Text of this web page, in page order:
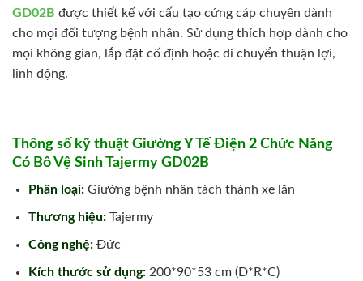
GD02B được thiết kế với cấu tạo cứng cáp chuyên dành
cho mọi đối tượng bệnh nhân. Sử dụng thích hợp dành cho
mọi không gian, lắp đặt cố định hoặc di chuyển thuận lợi,
linh động.
Thông số kỹ thuật Giường Y Tế Điện 2 Chức Năng
Có Bô Vệ Sinh Tajermy GD02B
Phân loại:Giường bệnh nhân tách thành xe lăn
Thương hiệu:Tajermy
Công nghệ:Đức
Kích thước sử dụng:200*90*53 cm (D*R*C)